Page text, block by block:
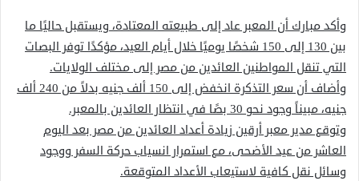
وأكد مبارك أن المعبر عاد إلى طبيعته المعتادة، ويستقبل حاليًا ما
بين 130 إلى 150 شخصًا يوميًا خلال أيام العيد، مؤكدًا توفر البصات
التي تنقل المواطنين العائدين من مصر إلى مختلف الولايات.
وأضاف أن سعر التذكرة انخفض إلى 150 ألف جنيه بدلاً من 240 ألف
جنيه، مبيناً وجود نحو 30 بصًا في انتظار العائدين بالمعبر.
وتوقع مدير معبر أرقين زيادة أعداد العائدين من مصر بعد اليوم
العاشر من عيد الأضحى، مع استمرار انسياب حركة السفر ووجود
وسائل نقل كافية لاستيعاب الأعداد المتوقعة.